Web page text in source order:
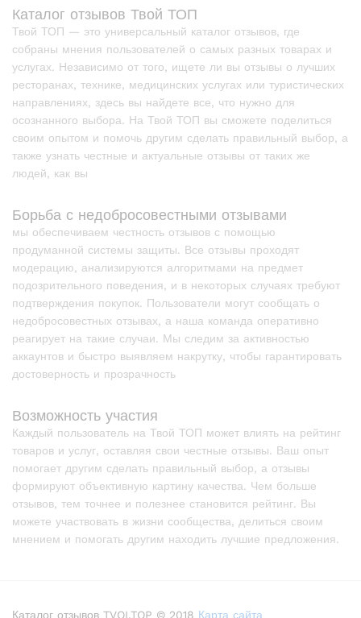
Каталог отзывов Твой ТОП
Твой ТОП — это универсальный каталог отзывов, где
собраны мнения пользователей о самых разных товарах и
услугах. Независимо от того, ищете ли вы отзывы о лучших
ресторанах, технике, медицинских услугах или туристических
направлениях, здесь вы найдете все, что нужно для
осознанного выбора. На Твой ТОП вы сможете поделиться
своим опытом и помочь другим сделать правильный выбор, а
также узнать честные и актуальные отзывы от таких же
людей, как вы
Борьба с недобросовестными отзывами
мы обеспечиваем честность отзывов с помощью
продуманной системы защиты. Все отзывы проходят
модерацию, анализируются алгоритмами на предмет
подозрительного поведения, и в некоторых случаях требуют
подтверждения покупок. Пользователи могут сообщать о
недобросовестных отзывах, а наша команда оперативно
реагирует на такие случаи. Мы следим за активностью
аккаунтов и быстро выявляем накрутку, чтобы гарантировать
достоверность и прозрачность
Возможность участия
Каждый пользователь на Твой ТОП может влиять на рейтинг
товаров и услуг, оставляя свои честные отзывы. Ваш опыт
помогает другим сделать правильный выбор, а отзывы
формируют объективную картину качества. Чем больше
отзывов, тем точнее и полезнее становится рейтинг. Вы
можете участвовать в жизни сообщества, делиться своим
мнением и помогать другим находить лучшие предложения.
Каталог отзывов TVOI.TOP © 2018 Карта сайта